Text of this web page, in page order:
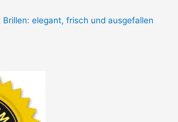
elegant, frisch und ausgefallen